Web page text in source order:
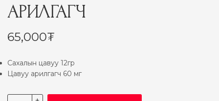
АРИЛГАГЧ
65,000₮
Сахалын цавуу 12гр
Цавуу арилгагч 60 мг